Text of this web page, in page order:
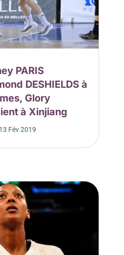
PARIS
DESHIELDS à
Glory
à Xinjiang
13 Fév 2019